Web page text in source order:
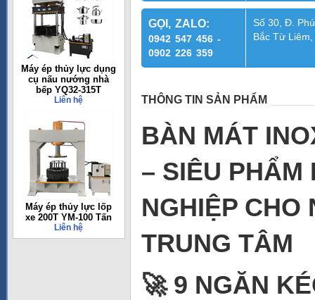
Máy ép thủy lực dụng
cụ nấu nướng nhà
bếp YQ32-315T
Liên hệ
Máy ép thủy lực lốp
xe 200T YM-100 Tấn
Liên hệ
GỌI, ZALO:
0942 547 456 -
0902 226 359
Số 30, Đ.
Bắc Từ
THÔNG TIN SẢN PHẨM
BÀN MÁT
– SIÊU PHẨM
NGHIỆP CHO
TRUNG TÂM
🚀 9 NGĂN